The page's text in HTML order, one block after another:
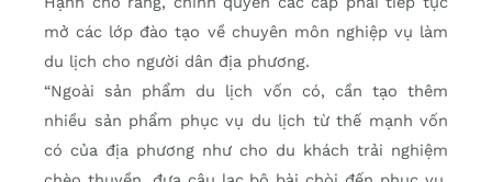
mở các lớp đào tạo về chuyên môn nghiệp vụ làm
du lịch cho người dân địa phương.
“Ngoài sản phẩm du lịch vốn có, cần tạo thêm
nhiều sản phẩm phục vụ du lịch từ thế mạnh vốn
có của địa phương như cho du khách trải nghiệm